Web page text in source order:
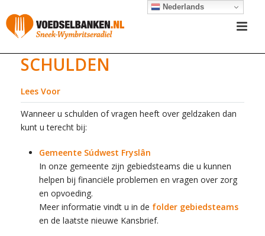
SCHULDEN
Lees Voor
Wanneer u schulden of vragen heeft over geldzaken dan
kunt u terecht bij:
Gemeente Súdwest Fryslân
In onze gemeente zijn gebiedsteams die u kunnen
helpen bij financiële problemen en vragen over zorg
en opvoeding.
Meer informatie vindt u in de folder gebiedsteams
en de laatste nieuwe Kansbrief.
Nederlands